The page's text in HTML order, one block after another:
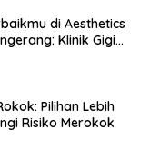
di Aesthetics
Klinik Gigi
Pilihan Lebih
Risiko Merokok